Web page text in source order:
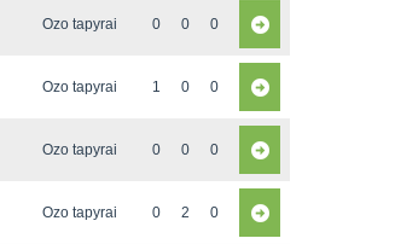
Ozo tapyrai 0 0 0
Ozo tapyrai 1 0 0
Ozo tapyrai 0 0 0
Ozo tapyrai 0 2 0